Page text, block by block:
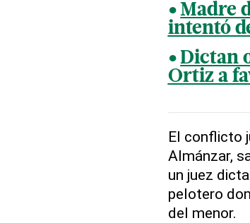
Madre
intentó
Dictan
Ortiz a
El conflicto
Almánzar,
un juez
pelotero
del menor.